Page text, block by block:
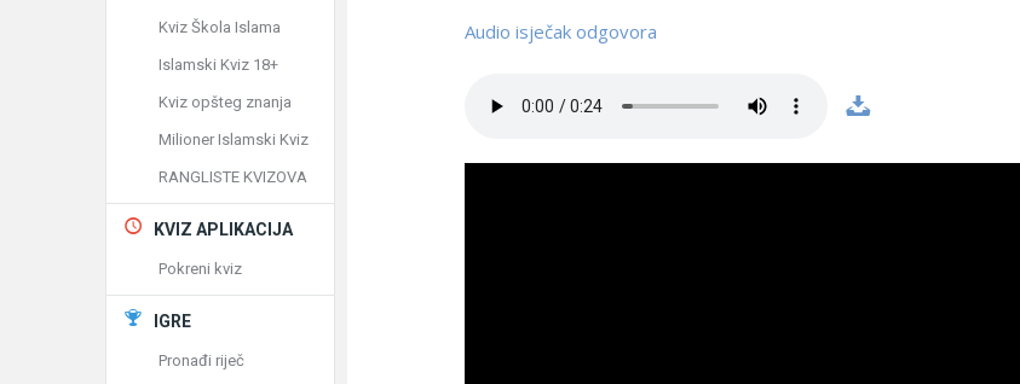
Audio isječak odgovora
Kviz Škola Islama
Islamski Kviz 18+
Kviz opšteg znanja
Milioner Islamski Kviz
RANGLISTE KVIZOVA
KVIZ APLIKACIJA
Pokreni kviz
IGRE
Pronađi riječ